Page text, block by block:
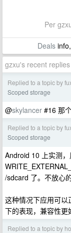
Per
Dealsinfo,
gzxu's recent replies
Replied to a topic by
Scoped storage
@skylancer #16 那
Replied to a topic by
Scoped storage
Android 10 上实测
/sdcard 了。不放心
这种情况下应用可
下的表现，兼容性更
Replied to a topic by